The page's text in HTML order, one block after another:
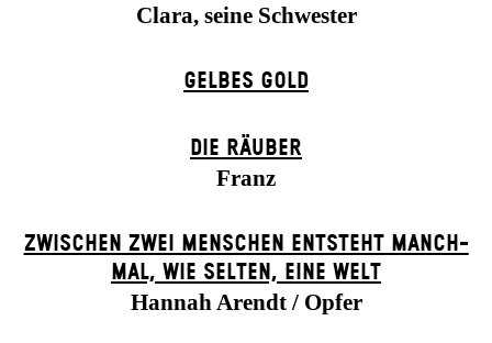
Clara, seine Schwester
GELBES GOLD
DIE RÄUBER
Franz
ZWISCHEN ZWEI MENSCHEN ENT­STEHT MANCH­
MAL, WIE SELTEN, EINE WELT
Hannah Arendt / Opfer